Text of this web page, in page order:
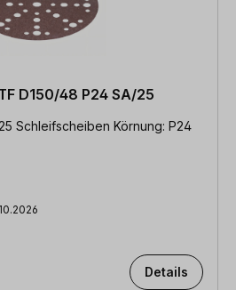
D150/48 P24 SA/25
Körnung: P24
Details